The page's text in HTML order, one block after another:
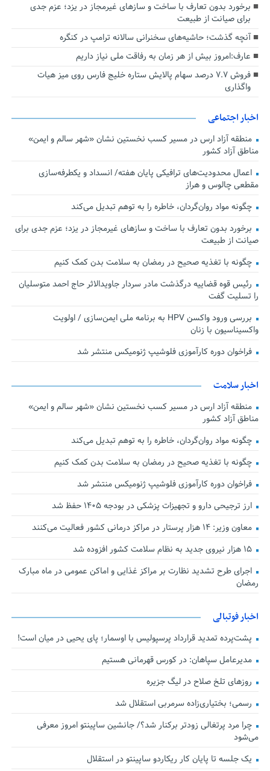
برخورد بدون تعارف با ساخت‌ و سازهای غیرمجاز در یزد؛ عزم جدی
برای صیانت از طبیعت
آنچه گذشت؛ حاشیه‌های سخنرانی سالانه ترامپ در کنگره
عارف:امروز بیش از هر زمان به رفاقت ملی نیاز داریم
فروش ۷.۷ درصد سهام پالایش ستاره خلیج فارس روی میز هیات
واگذاری
اخبار اجتماعی
منطقه آزاد ارس در مسیر کسب نخستین نشان «شهر سالم و ایمن»
مناطق آزاد کشور
اعمال محدودیت‌های ترافیکی پایان هفته/ انسداد و یکطرفه‌سازی
مقطعی چالوس و هراز
چگونه مواد روان‌گردان، خاطره را به توهم تبدیل می‌کند
برخورد بدون تعارف با ساخت‌ و سازهای غیرمجاز در یزد؛ عزم جدی برای
صیانت از طبیعت
چگونه با تغذیه صحیح در رمضان به سلامت بدن کمک کنیم
رئیس قوه قضاییه درگذشت مادر سردار جاویدالاثر حاج احمد متوسلیان
را تسلیت گفت
بررسی ورود واکسن HPV به برنامه ملی ایمن‌سازی / اولویت
واکسیناسیون با زنان
فراخوان دوره کارآموزی فلوشیپ ژنومیکس منتشر شد
اخبار سلامت
منطقه آزاد ارس در مسیر کسب نخستین نشان «شهر سالم و ایمن»
مناطق آزاد کشور
چگونه مواد روان‌گردان، خاطره را به توهم تبدیل می‌کند
چگونه با تغذیه صحیح در رمضان به سلامت بدن کمک کنیم
فراخوان دوره کارآموزی فلوشیپ ژنومیکس منتشر شد
ارز ترجیحی دارو و تجهیزات پزشکی در بودجه ۱۴۰۵ حفظ شد
معاون وزیر: ۱۴ هزار پرستار در مراکز درمانی کشور فعالیت می‌کنند
۱۵ هزار نیروی جدید به نظام سلامت کشور افزوده شد
اجرای طرح تشدید نظارت بر مراکز غذایی و اماکن عمومی در ماه مبارک
رمضان
اخبار فوتبالی
پشت‌پرده تمدید قرارداد پرسپولیس با اوسمار؛ پای یحیی در میان است!
مدیرعامل سپاهان: در کورس قهرمانی هستیم
روزهای تلخ صلاح در لیگ جزیره
رسمی؛ بختیاری‌زاده سرمربی استقلال شد
چرا مرد پرتغالی زودتر برکنار شد؟/ جانشین ساپینتو امروز معرفی
می‌شود
یک جلسه تا پایان کار ریکاردو ساپینتو در استقلال